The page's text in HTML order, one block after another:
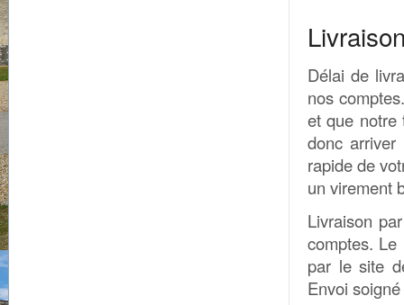
Délai de
nos
et que notre
donc
rapide de
un virement
Livraison
comptes.
par le site
Envoi